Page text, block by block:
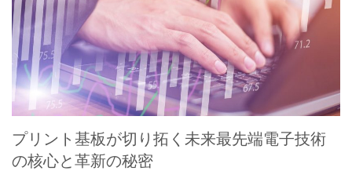
プリント基板が切り拓く未来最先端電子技術
の核心と革新の秘密